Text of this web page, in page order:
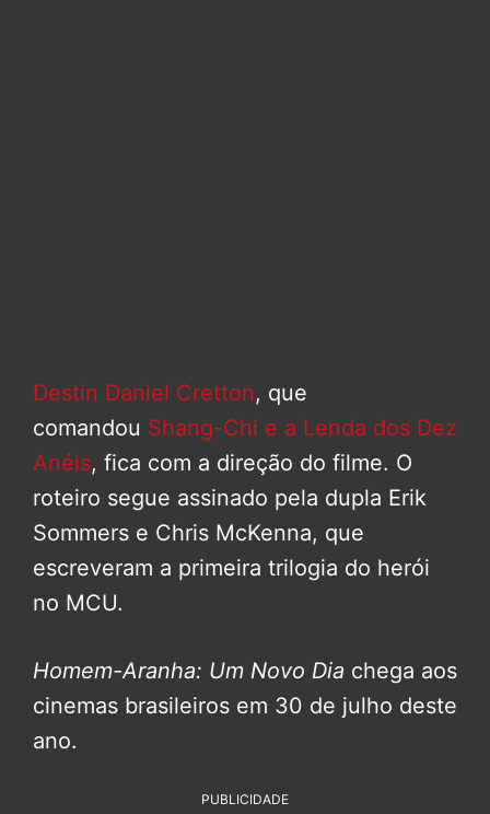
Destin Daniel Cretton, que
comandou Shang-Chi e a Lenda dos Dez
Anéis, fica com a direção do filme. O
roteiro segue assinado pela dupla Erik
Sommers e Chris McKenna, que
escreveram a primeira trilogia do herói
no MCU.
Homem-Aranha: Um Novo Dia chega aos
cinemas brasileiros em 30 de julho deste
ano.
PUBLICIDADE